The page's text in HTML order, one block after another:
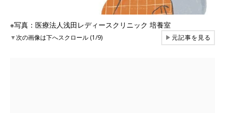
※写真：医療法人浅田レディースクリニック 培養室
▼次の画像は下へスクロール (1/9) ▶元記事を見る